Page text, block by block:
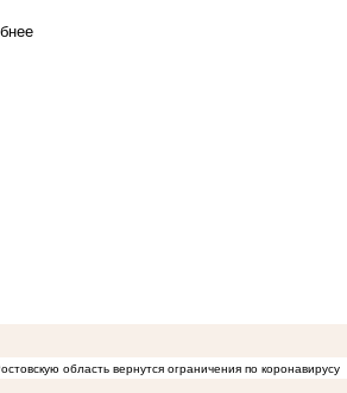
область вернутся ограничения по коронавирусу